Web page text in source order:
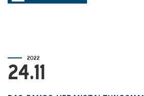
2022
24.11